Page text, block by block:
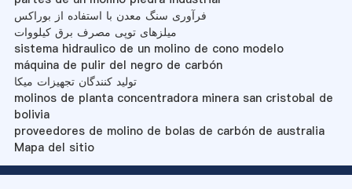
فرآوری سنگ معدن با استفاده از بوراکس
میلزهای توپی مصرف برق کیلووات
sistema hidraulico de un molino de cono modelo
máquina de pulir del negro de carbón
تولید کنندگان تجهیزات میکا
molinos de planta concentradora minera san cristobal de
bolivia
proveedores de molino de bolas de carbón de australia
Mapa del sitio